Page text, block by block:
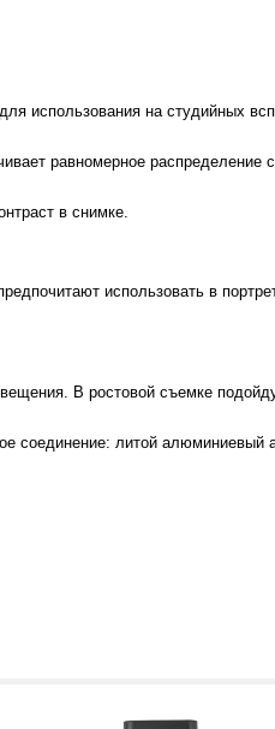
использования на студийных
равномерное распределение
в снимке.
использовать в
В ростовой съемке
соединение: литой алюминиевый